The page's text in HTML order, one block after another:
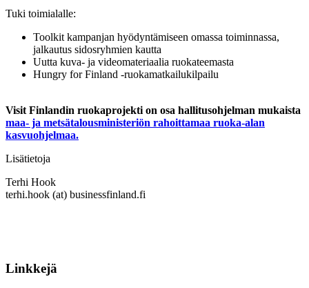
Tuki toimialalle:
Toolkit kampanjan hyödyntämiseen omassa toiminnassa,
jalkautus sidosryhmien kautta
Uutta kuva- ja videomateriaalia ruokateemasta
Hungry for Finland -ruokamatkailukilpailu
Visit Finlandin ruokaprojekti on osa hallitusohjelman mukaista
maa- ja metsätalousministeriön rahoittamaa ruoka-alan
kasvuohjelmaa.
Lisätietoja
Terhi Hook
terhi.hook (at) businessfinland.fi
Linkkejä